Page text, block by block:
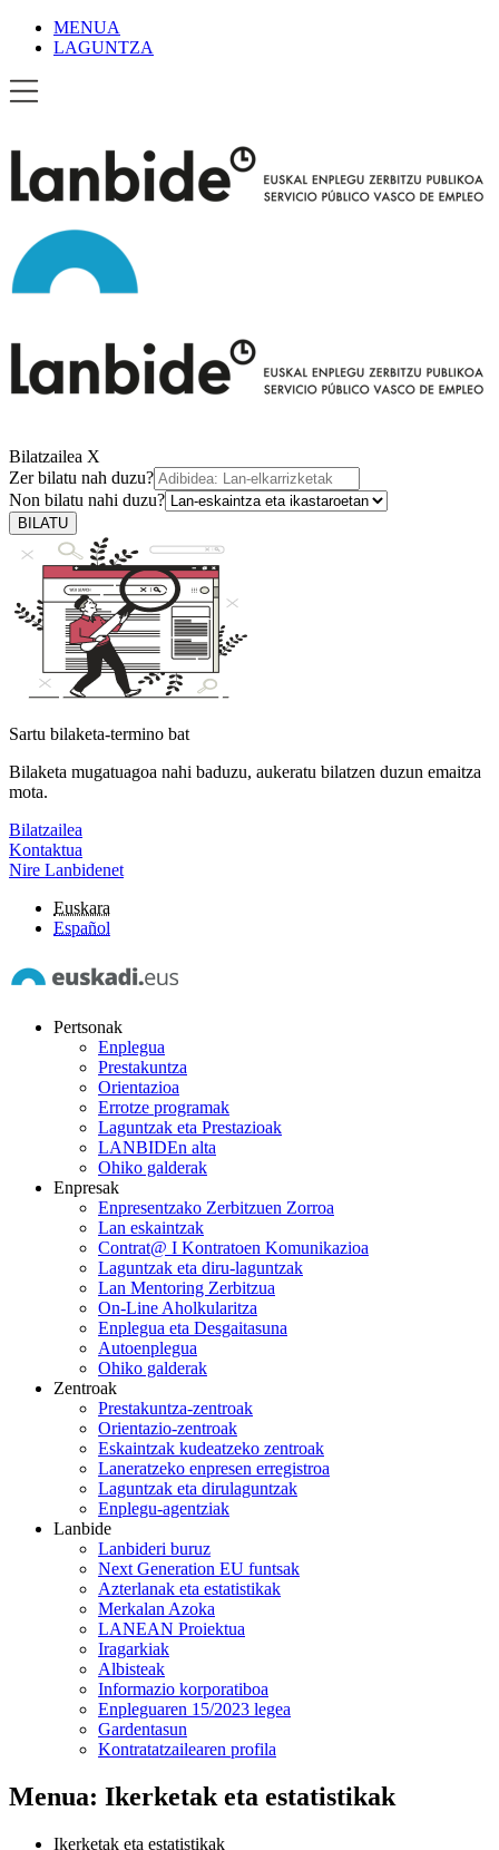
MENUA
LAGUNTZA
Bilatzailea X
Zer bilatu nah duzu?
Non bilatu nahi duzu?
BILATU
Sartu bilaketa-termino bat
Bilaketa mugatuagoa nahi baduzu, aukeratu bilatzen duzun emaitza
mota.
Bilatzailea
Kontaktua
Nire Lanbidenet
Euskara
Español
Pertsonak
Enplegua
Prestakuntza
Orientazioa
Errotze programak
Laguntzak eta Prestazioak
LANBIDEn alta
Ohiko galderak
Enpresak
Enpresentzako Zerbitzuen Zorroa
Lan eskaintzak
Contrat@ I Kontratoen Komunikazioa
Laguntzak eta diru-laguntzak
Lan Mentoring Zerbitzua
On-Line Aholkularitza
Enplegua eta Desgaitasuna
Autoenplegua
Ohiko galderak
Zentroak
Prestakuntza-zentroak
Orientazio-zentroak
Eskaintzak kudeatzeko zentroak
Laneratzeko enpresen erregistroa
Laguntzak eta dirulaguntzak
Enplegu-agentziak
Lanbide
Lanbideri buruz
Next Generation EU funtsak
Azterlanak eta estatistikak
Merkalan Azoka
LANEAN Proiektua
Iragarkiak
Albisteak
Informazio korporatiboa
Enpleguaren 15/2023 legea
Gardentasun
Kontratatzailearen profila
Menua: Ikerketak eta estatistikak
Ikerketak eta estatistikak